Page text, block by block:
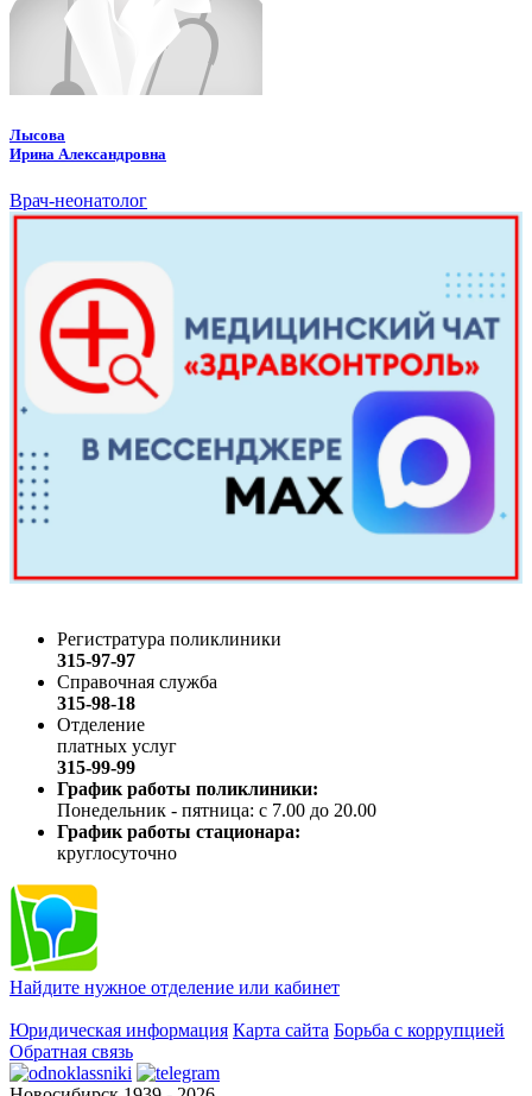
Лысова
Ирина Александровна
Врач-неонатолог
Регистратура поликлиники
315-97-97
Справочная служба
315-98-18
Отделение
платных услуг
315-99-99
График работы поликлиники:
Понедельник - пятница: с 7.00 до 20.00
График работы стационара:
круглосуточно
Найдите нужное отделение или кабинет
Юридическая информация Карта сайта Борьба с коррупцией
Обратная связь